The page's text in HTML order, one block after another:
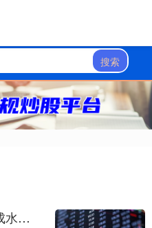
搜索
熊猫配资 2025年新疆已完成水利建设项目投资逾400亿元